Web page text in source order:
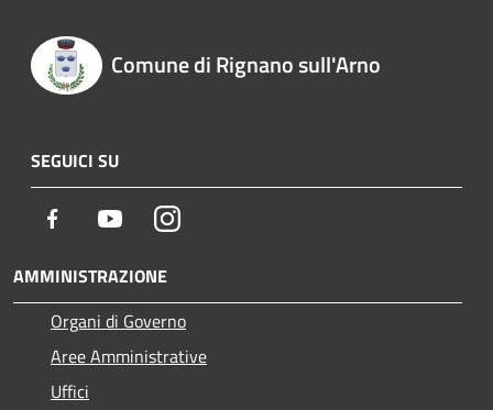
Comune di Rignano sull'Arno
SEGUICI SU
Facebook YoutubeInstagram
AMMINISTRAZIONE
Organi di Governo
Aree Amministrative
Uffici